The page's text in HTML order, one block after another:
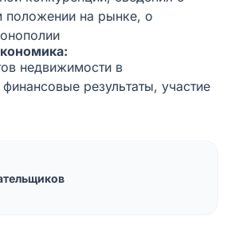
на рынке, о
недвижимости в
результаты, участие